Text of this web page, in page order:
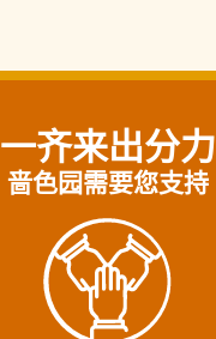
一齐来出分力
啬色园需要您支持